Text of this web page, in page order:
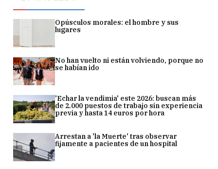
Opúsculos morales: el hombre y sus
lugares
No han vuelto ni están volviendo, porque no
se habían ido
'Echar la vendimia' este 2026: buscan más
de 2.000 puestos de trabajo sin experiencia
previa y hasta 14 euros por hora
Arrestan a 'la Muerte' tras observar
fijamente a pacientes de un hospital